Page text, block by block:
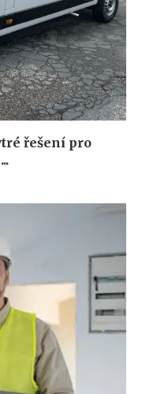
řešení pro